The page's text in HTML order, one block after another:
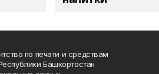
по печати и средствам
Башкортостан